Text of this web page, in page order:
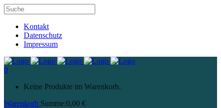
Kontakt
Datenschutz
Impressum
0
Keine Produkte im Warenkorb.
Warenkorb Summe:0,00 €